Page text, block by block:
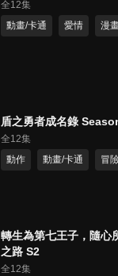
全12集
動畫/卡通
愛情 漫
盾之勇者成名錄
全12集
動作
動畫/卡通 冒
轉生為第七王子，隨心
之路 S2
全12集